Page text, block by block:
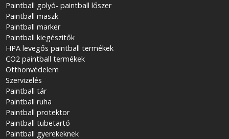
Paintball golyó- paintball lőszer
Paintball maszk
Paintball marker
Paintball kiegészitők
HPA levegős paintball termékek
CO2 paintball termékek
Otthonvédelem
Szervizelés
Paintball tár
Paintball ruha
Paintball protektor
Paintball tubetartó
Paintball gyerekeknek